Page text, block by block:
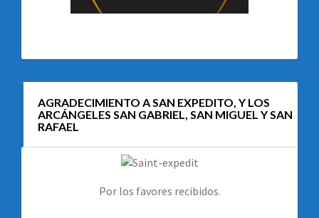
AGRADECIMIENTO A SAN EXPEDITO, Y LOS
ARCÁNGELES SAN GABRIEL, SAN MIGUEL Y SAN
RAFAEL
Por los favores recibidos.